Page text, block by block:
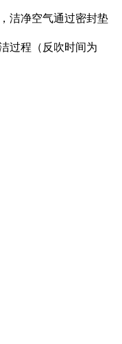
洁净空气通过密封垫
过程（反吹时间为